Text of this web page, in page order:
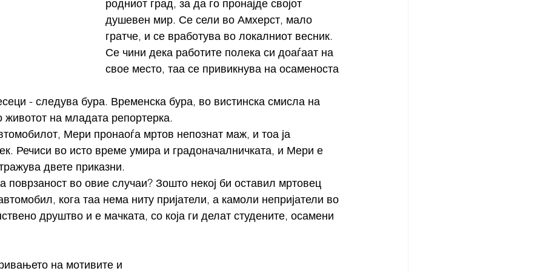
родниот град, за да го пронајде својот
душевен мир. Се сели во Амхерст, мало
гратче, и се вработува во локалниот весник.
Се чини дека работите полека си доаѓаат на
свое место, таа се привикнува на осаменоста
животот на младата репортерка.
Мери пронаоѓа мртов непознат маж, и тоа ја
Речиси во исто време умира и градоначалничката, и Мери е
двете приказни.
поврзаност во овие случаи? Зошто некој би оставил мртовец
кога таа нема ниту пријатели, а камоли непријатели во
друштво и е мачката, со која ги делат студените, осамени
на мотивите и